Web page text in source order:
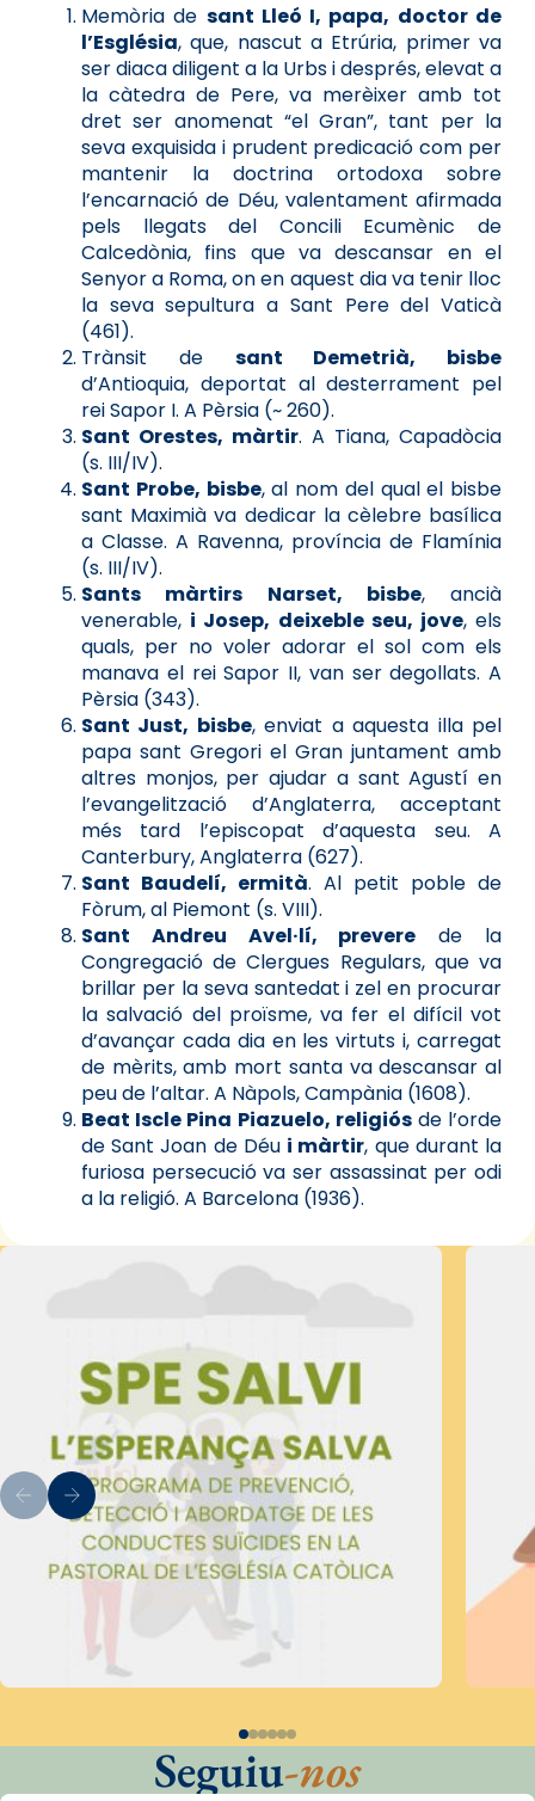
Memòria de sant Lleó I, papa, doctor de
l’Església, que, nascut a Etrúria, primer va
ser diaca diligent a la Urbs i després, elevat a
la càtedra de Pere, va merèixer amb tot
dret ser anomenat “el Gran”, tant per la
seva exquisida i prudent predicació com per
mantenir la doctrina ortodoxa sobre
l’encarnació de Déu, valentament afirmada
pels llegats del Concili Ecumènic de
Calcedònia, fins que va descansar en el
Senyor a Roma, on en aquest dia va tenir lloc
la seva sepultura a Sant Pere del Vaticà
(461).
Trànsit de sant Demetrià, bisbe
d’Antioquia, deportat al desterrament pel
rei Sapor I. A Pèrsia (~ 260).
Sant Orestes, màrtir. A Tiana, Capadòcia
(s. III/IV).
Sant Probe, bisbe, al nom del qual el bisbe
sant Maximià va dedicar la cèlebre basílica
a Classe. A Ravenna, província de Flamínia
(s. III/IV).
Sants màrtirs Narset, bisbe, ancià
venerable, i Josep, deixeble seu, jove, els
quals, per no voler adorar el sol com els
manava el rei Sapor II, van ser degollats. A
Pèrsia (343).
Sant Just, bisbe, enviat a aquesta illa pel
papa sant Gregori el Gran juntament amb
altres monjos, per ajudar a sant Agustí en
l’evangelització d’Anglaterra, acceptant
més tard l’episcopat d’aquesta seu. A
Canterbury, Anglaterra (627).
Sant Baudelí, ermità. Al petit poble de
Fòrum, al Piemont (s. VIII).
Sant Andreu Avel·lí, prevere de la
Congregació de Clergues Regulars, que va
brillar per la seva santedat i zel en procurar
la salvació del proïsme, va fer el difícil vot
d’avançar cada dia en les virtuts i, carregat
de mèrits, amb mort santa va descansar al
peu de l’altar. A Nàpols, Campània (1608).
Beat Iscle Pina Piazuelo, religiósde l’orde
de Sant Joan de Déu i màrtir, que durant la
furiosa persecució va ser assassinat per odi
a la religió. A Barcelona (1936).
Seguiu-nos